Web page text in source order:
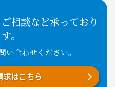
相談など承っており
。
い合わせください。
求はこちら